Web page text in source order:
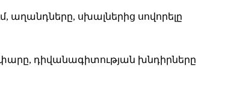
աղանդները, սխալներից սովորելը
դիվանագիտության խնդիրները